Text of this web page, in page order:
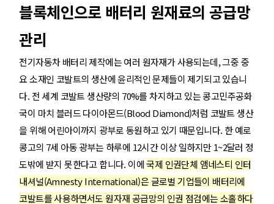
블록체인으로 배터리 원재료의 공급망
관리
전기자동차 배터리 제작에는 여러 원자재가 사용되는데, 그중 중
요 소재인 코발트의 생산에 윤리적인 문제들이 제기되고 있습니
다. 전 세계 코발트 생산량의 70%를 차지하고 있는 콩고민주공화
국이 마치 블러드 다이아몬드(Blood Diamond)처럼 코발트 생산
을 위해 어린아이까지 광부로 동원하고 있기 때문입니다. 한 예로
콩고의 7세 아동 광부는 하루에 12시간 이상 일하지만 1~2달러 정
도밖에 받지 못한다고 합니다. 이에국제 인권단체 앰네스티 인터
내셔널(Amnesty International)은 글로벌 기업들이 배터리에
코발트를 사용하면서도 원자재 공급망의 인권 점검에는 소홀하다